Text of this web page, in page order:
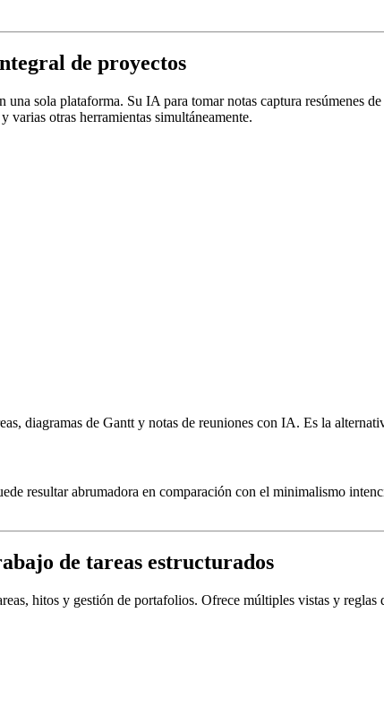
de proyectos
sola plataforma. Su IA para tomar notas captura resúmenes
otras herramientas simultáneamente.
diagramas de Gantt y notas de reuniones con IA. Es la
resultar abrumadora en comparación con el minimalismo
de tareas estructurados
hitos y gestión de portafolios. Ofrece múltiples vistas y